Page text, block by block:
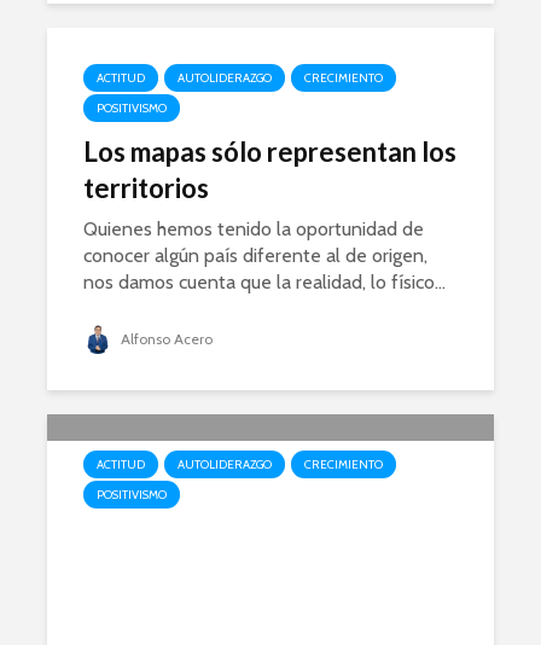
ACTITUD AUTOLIDERAZGO
CRECIMIENTO
POSITIVISMO
Los mapas sólo representan los
territorios
Quienes hemos tenido la oportunidad de
conocer algún país diferente al de origen,
nos damos cuenta que la realidad, lo físico...
Alfonso Acero
ACTITUD AUTOLIDERAZGO
CRECIMIENTO
POSITIVISMO